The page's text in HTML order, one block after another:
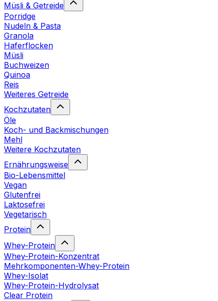
Müsli & Getreide
Porridge
Nudeln & Pasta
Granola
Haferflocken
Müsli
Buchweizen
Quinoa
Reis
Weiteres Getreide
Kochzutaten
Öle
Koch- und Backmischungen
Mehl
Weitere Kochzutaten
Ernährungsweise
Bio-Lebensmittel
Vegan
Glutenfrei
Laktosefrei
Vegetarisch
Protein
Whey-Protein
Whey-Protein-Konzentrat
Mehrkomponenten-Whey-Protein
Whey-Isolat
Whey-Protein-Hydrolysat
Clear Protein